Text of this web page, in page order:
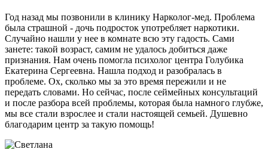
Год назад мы позвонили в клинику Нарколог-мед. Проблема
была страшной - дочь подросток употребляет наркотики.
Случайно нашли у нее в комнате всю эту гадость. Сами
занете: такой возраст, самим не удалось добиться даже
признания. Нам очень помогла психолог центра Голубика
Екатерина Сергеевна. Нашла подход и разобралась в
проблеме. Ох, сколько мы за это время пережили и не
передать словами. Но сейчас, после сеймейных консультаций
и после разбора всей проблемы, которая была намного глубже,
мы все стали взрослее и стали настоящей семьей. Душевно
благодарим центр за такую помощь!